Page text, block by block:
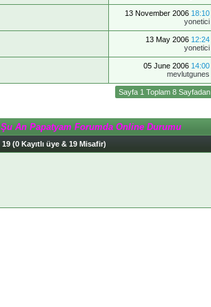
13 November 2006 18:10
yonetici
13 May 2006 12:24
yonetici
05 June 2006 14:00
mevlutgunes
Sayfa 1 Toplam 8 Sayfadan
Şu An Papatyam Forumda Online Durumu
19 (0 Kayıtlı üye & 19 Misafir)